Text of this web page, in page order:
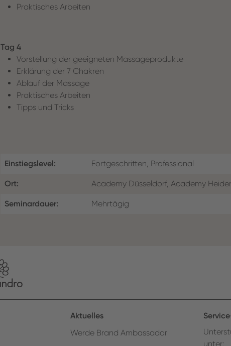
Praktisches Arbeiten
Tag 4
Vorstellung der geeigneten Massageprodukte
Erklärung der 7 Chakren
Ablauf der Massage
Praktisches Arbeiten
Tipps und Tricks
Einstiegslevel: Fortgeschritten, Professional
Ort: Academy Düsseldorf, Academy
Seminardauer: Mehrtägig
Aktuelles
Werde Brand Ambassador
unter: